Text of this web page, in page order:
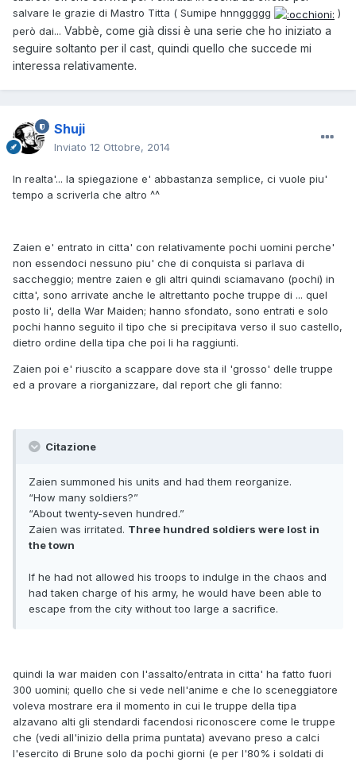
salvare le grazie di Mastro Titta ( Sumipe hnnggggg
)
però dai... Vabbè, come già dissi è una serie che ho iniziato a
seguire soltanto per il cast, quindi quello che succede mi
interessa relativamente.
Shuji
Inviato 12 Ottobre, 2014
In realta'... la spiegazione e' abbastanza semplice, ci vuole piu'
tempo a scriverla che altro ^^
Zaien e' entrato in citta' con relativamente pochi uomini perche'
non essendoci nessuno piu' che di conquista si parlava di
saccheggio; mentre zaien e gli altri quindi sciamavano (pochi) in
citta', sono arrivate anche le altrettanto poche truppe di ... quel
posto li', della War Maiden; hanno sfondato, sono entrati e solo
pochi hanno seguito il tipo che si precipitava verso il suo castello,
dietro ordine della tipa che poi li ha raggiunti.
Zaien poi e' riuscito a scappare dove sta il 'grosso' delle truppe
ed a provare a riorganizzare, dal report che gli fanno:
Citazione
Zaien summoned his units and had them reorganize.
“How many soldiers?”
“About twenty-seven hundred.”
Zaien was irritated. Three hundred soldiers were lost in
the town
If he had not allowed his troops to indulge in the chaos and
had taken charge of his army, he would have been able to
escape from the city without too large a sacrifice.
quindi la war maiden con l'assalto/entrata in citta' ha fatto fuori
300 uomini; quello che si vede nell'anime e che lo sceneggiatore
voleva mostrare era il momento in cui le truppe della tipa
alzavano alti gli stendardi facendosi riconoscere come le truppe
che (vedi all'inizio della prima puntata) avevano preso a calci
l'esercito di Brune solo da pochi giorni (e per l'80% i soldati di